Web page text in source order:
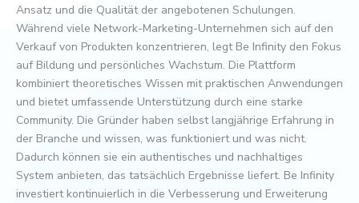
Ansatz und die Qualität der angebotenen Schulungen.
Während viele Network-Marketing-Unternehmen sich auf den
Verkauf von Produkten konzentrieren, legt Be Infinity den Fokus
auf Bildung und persönliches Wachstum. Die Plattform
kombiniert theoretisches Wissen mit praktischen Anwendungen
und bietet umfassende Unterstützung durch eine starke
Community. Die Gründer haben selbst langjährige Erfahrung in
der Branche und wissen, was funktioniert und was nicht.
Dadurch können sie ein authentisches und nachhaltiges
System anbieten, das tatsächlich Ergebnisse liefert. Be Infinity
investiert kontinuierlich in die Verbesserung und Erweiterung